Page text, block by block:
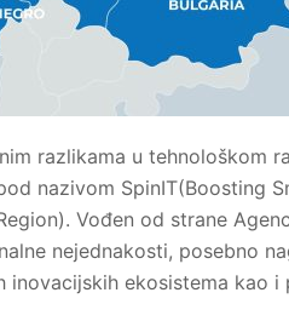
razlikama u tehnološkom
nazivom SpinIT(Boosting
Vođen od strane
nejednakosti, posebno
ekosistema kao i